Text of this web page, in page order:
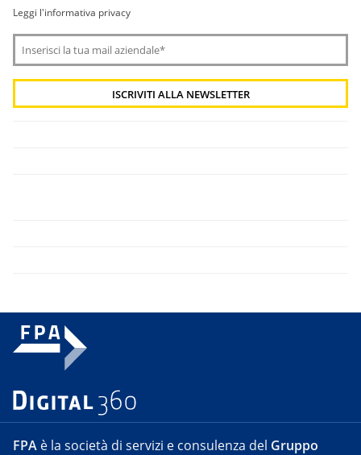
Leggi l'informativa privacy
FPA è la società di servizi e consulenza del Gruppo